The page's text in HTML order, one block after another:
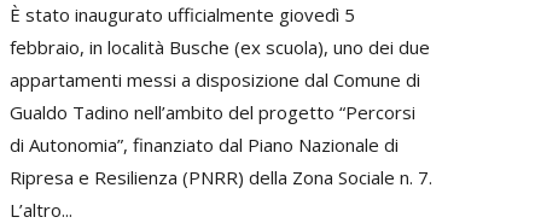
È stato inaugurato ufficialmente giovedì 5
febbraio, in località Busche (ex scuola), uno dei due
appartamenti messi a disposizione dal Comune di
Gualdo Tadino nell’ambito del progetto “Percorsi
di Autonomia”, finanziato dal Piano Nazionale di
Ripresa e Resilienza (PNRR) della Zona Sociale n. 7.
L’altro...